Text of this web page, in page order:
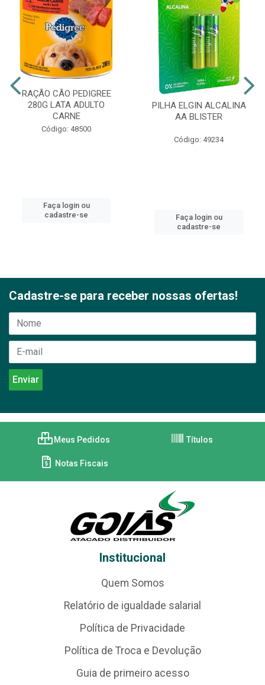
RAÇÃO CÃO PEDIGREE
280G LATA ADULTO
CARNE
Código: 48500
Faça login ou
cadastre-se
PILHA ELGIN ALCALINA
AA BLISTER
Código: 49234
Faça login ou
cadastre-se
Cadastre-se para receber nossas ofertas!
Meus Pedidos Títulos
Notas Fiscais
Institucional
Quem Somos
Relatório de igualdade salarial
Política de Privacidade
Política de Troca e Devolução
Guia de primeiro acesso